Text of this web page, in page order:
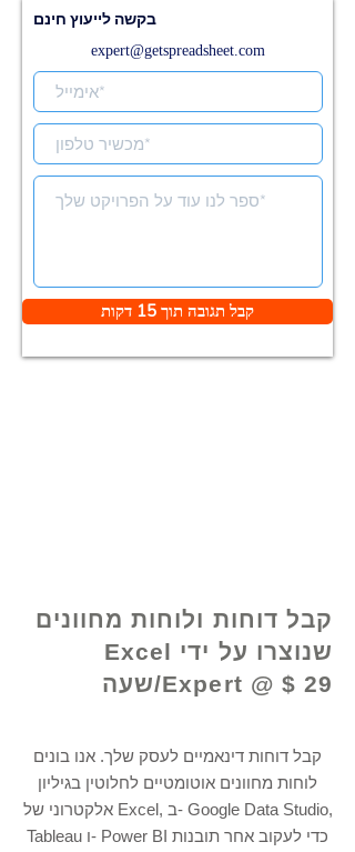
קבל דוחות ולוחות מחוונים
שנוצרו על ידי Excel
Expert @ $ 29/שעה
קבל דוחות דינאמיים לעסק שלך. אנו בונים
לוחות מחוונים אוטומטיים לחלוטין בגיליון
אלקטרוני של Excel, ב- Google Data Studio,
Tableau ו- Power BI כדי לעקוב אחר תובנות
בקשה לייעוץ חינם
expert@getspreadsheet.com
קבל תגובה תוך 15 דקות